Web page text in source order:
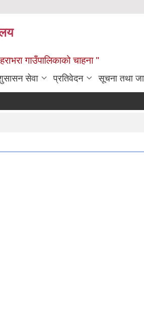
गाउँपालिकाको चाहना "
सेवा प्रतिवेदन सूचना तथा